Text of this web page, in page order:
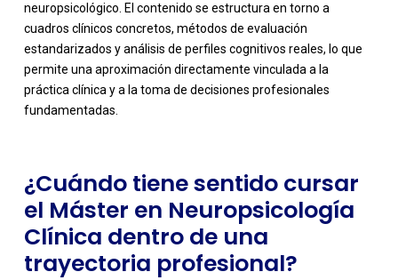
neuropsicológico. El contenido se estructura en torno a
cuadros clínicos concretos, métodos de evaluación
estandarizados y análisis de perfiles cognitivos reales, lo que
permite una aproximación directamente vinculada a la
práctica clínica y a la toma de decisiones profesionales
fundamentadas.
-
¿Cuándo tiene sentido cursar
el Máster en Neuropsicología
Clínica dentro de una
trayectoria profesional?